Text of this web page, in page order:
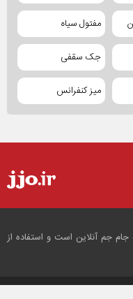
مفتول سیاه
جک سقفی
میز کنفرانس
جم آنلاین است و استفاده از